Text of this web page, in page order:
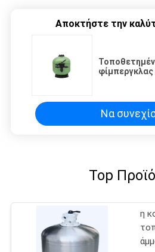
Αποκτήστε την
φίμπεργκλας
Να
Top
η